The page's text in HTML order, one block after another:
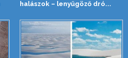
halászok – lenyűgöző dró...